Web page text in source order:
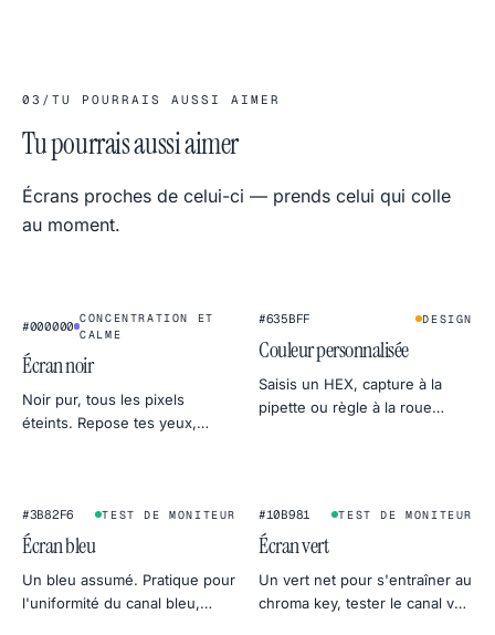
03 / TU POURRAIS AUSSI AIMER
Tu pourrais aussi aimer
Écrans proches de celui-ci — prends celui qui colle
au moment.
#000000
CONCENTRATION ET
CALME
Écran noir
Noir pur, tous les pixels
éteints. Repose tes yeux,
rétroéclairage.
★
#635BFF DESIGN
Couleur personnalisée
Saisis un HEX, capture à la
pipette ou règle à la roue
#3B82F6 TEST DE MONITEUR
Écran bleu
Un bleu assumé. Pratique pour
l'uniformité du canal bleu,
#10B981 TEST DE MONITEUR
Écran vert
Un vert net pour s'entraîner au
chroma key, tester le canal vert